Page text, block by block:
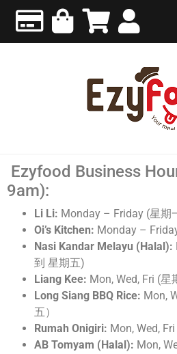
Ezyfood Business
9am):
Li Li: Monday – Friday (星期
Oi’s Kitchen: Monday –
Nasi Kandar Melayu (Halal):
到 星期五)
Liang Kee: Mon, Wed, Fri (星
Long Siang BBQ Rice: Mon,
五）
Rumah Onigiri: Mon, Wed,
AB Tomyam (Halal): Mon,